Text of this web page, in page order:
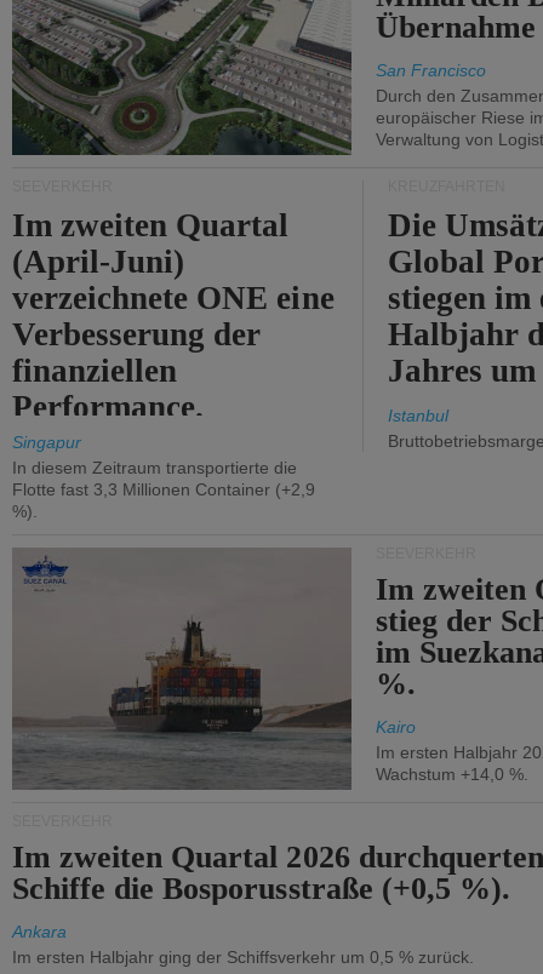
Übernahme
San Francisco
Durch den
europäischer Riese
Verwaltung von
Im zweiten Quartal
(April-Juni)
verzeichnete ONE eine
Verbesserung der
finanziellen
Performance.
Singapur
In diesem Zeitraum transportierte die
Flotte fast 3,3 Millionen Container (+2,9
%).
Die
Global
stiegen im
Halbjahr
Jahres
Istanbul
Im zweiten
stieg der
im
%.
Kairo
Im ersten Halbjahr
Wachstum +14,0 %.
Im zweiten Quartal 2026
Schiffe die Bosporusstraße (+0,5 %).
Ankara
Im ersten Halbjahr ging der Schiffsverkehr um 0,5 % zurück.